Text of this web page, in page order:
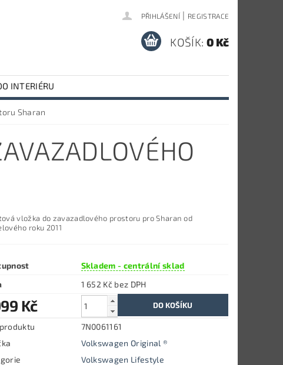
PŘIHLÁŠENÍ | REGISTRACE
KOŠÍK: 0 Kč
INTERIÉRU
Sharan
vložka do zavazadlového prostoru pro Sharan od
roku 2011
Skladem - centrální sklad
1 652 Kč bez DPH
Kč
7N0061161
Volkswagen Original ®
Volkswagen Lifestyle